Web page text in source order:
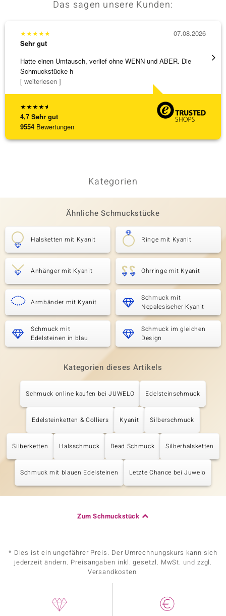
Das sagen unsere Kunden:
★★★★★
4,7 Sehr gut
9554 Bewertungen
★★★★★
Sehr gut
Hatte einen Umtausch, verlief ohne WENN und ABER. Die
Schmuckstücke h
[ weiterlesen ]
07.08.2026
Die
Kategorien
Ähnliche Schmuckstücke
Halsketten mit Kyanit Ringe mit Kyanit
Anhänger mit Kyanit Ohrringe mit Kyanit
Armbänder mit Kyanit
Schmuck mit
Nepalesischer Kyanit
Schmuck mit
Edelsteinen in blau
Schmuck im gleichen
Design
Kategorien dieses Artikels
Schmuck online kaufen bei JUWELO Edelsteinschmuck
Edelsteinketten & Colliers Kyanit Silberschmuck
Silberketten Halsschmuck Bead Schmuck Silberhalsketten
Schmuck mit blauen Edelsteinen Letzte Chance bei Juwelo
Zum Schmuckstück
* Dies ist ein ungefährer Preis. Der Umrechnungskurs kann sich
jederzeit ändern. Preisangaben inkl. gesetzl. MwSt. und zzgl.
Versandkosten.